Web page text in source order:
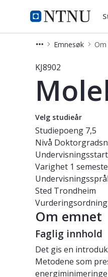
NTNU Hjemmeside
Studier
Emnesøk
Emne -KJ8902
Velg studieår
Studiepoeng 7,5
Nivå
Undervisningsstart
Varighet 1
Sted Trondheim
Vurderingsordning
Om emnet
Faglig innhold
Det gis en
Metodene som